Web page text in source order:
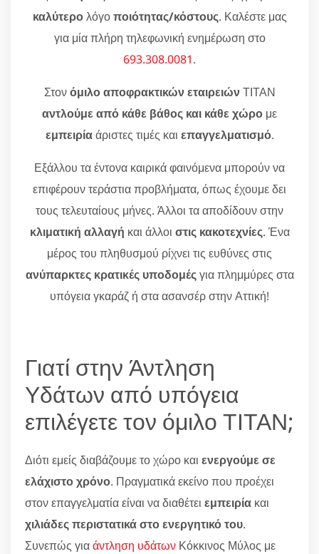
καλύτερολόγοποιότητας/κόστους. Καλέστε μας
για μία πλήρη τηλεφωνική ενημέρωση στο
693.308.0081.
Στονόμιλο αποφρακτικών εταιρειώνΤΙΤΑΝ
αντλούμε από κάθε βάθος και κάθε χώρο με
εμπειρίαάριστες τιμές και επαγγελματισμό.
Εξάλλου τα έντονα καιρικά φαινόμενα μπορούν να
επιφέρουν τεράστια προβλήματα, όπως έχουμε δει
τους τελευταίους μήνες. Άλλοι τα αποδίδουν στην
κλιματική αλλαγή και άλλοι στις κακοτεχνίες. Ένα
μέρος του πληθυσμού ρίχνει τις ευθύνες στις
ανύπαρκτες κρατικές υποδομέςγια πλημμύρες στα
υπόγεια γκαράζ ή στα ασανσέρ στην Αττική!
Γιατί στην Άντληση
Υδάτων από υπόγεια
επιλέγετε τον όμιλο ΤΙΤΑΝ;
Διότι εμείς διαβάζουμε το χώρο και ενεργούμε σε
ελάχιστο χρόνο. Πραγματικά εκείνο που προέχει
στον επαγγελματία είναι να διαθέτει εμπειρία και
χιλιάδες περιστατικά στο ενεργητικό του.
Συνεπώς γιαάντληση υδάτων Κόκκινος Μύλος με